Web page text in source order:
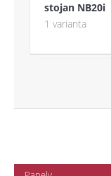
stojan NB20i
1 varianta